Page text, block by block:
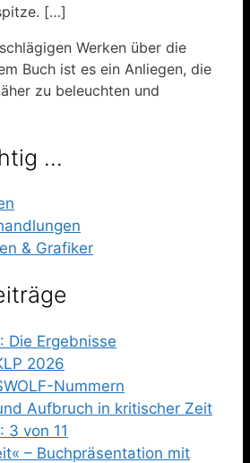
[…]
Werken über die
Buch ist es ein Anliegen, die
zu beleuchten und
…
& Grafiker
Die Ergebnisse
2026
Nummern
Aufbruch in kritischer Zeit
3 von 11
– Buchpräsentation mit